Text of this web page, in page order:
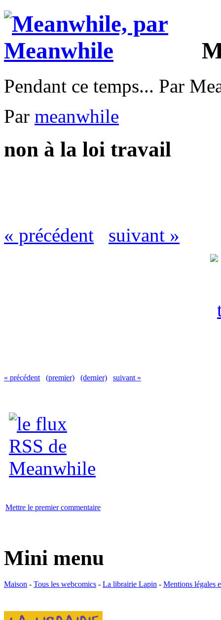
Pendant ce temps... Par
Par meanwhile
non à la loi travail
« précédent suivant »
« précédent (premier) (dernier) suivant »
Mettre le premier commentaire
Mini menu
Maison - Tous les webcomics - La librairie Lapin - Mentions légales